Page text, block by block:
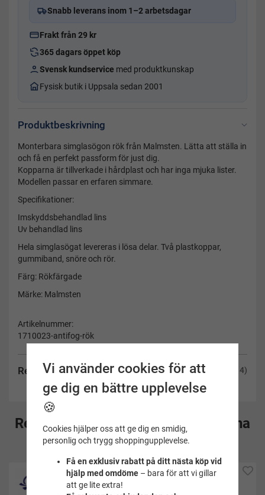
Snabb leverans inom 1–2 arbetsdagar
Frakt från 29 kr
365 dagars öppet köp
Svensk kundservice med produktkunskap
Fysisk butik i Uppsala sedan 2001
Produktbeskrivning
Recensioner (14)
Monterbara simglasögon rök från Malmsten. Lätta att ställa in
och få en perfekt passform för just dig.
Kopparna är tillverkade i hårdplast och har inga mjuka lister.
Modellen passar en erfaren simmare.
Specifikationer:
Imskyddsbehandlad lins
Uv behandlad lins
Hela simglasögat levereras i lösa delar. Två plastkoppar,
gummiband, snöre och rör.
Färg: Rökfärgade
Märke: Malmsten
Artikelnummer:
1710023-antifog-rök
Rekommenderade tillbehör till denna
produkt
Vi använder cookies för att
ge dig en bättre upplevelse
🍪
Cookies hjälper oss att ge dig en smidig,
personlig och trygg shoppingupplevelse.
Få en exklusiv rabatt på ditt nästa köp vid
hjälp med omdöme– bara för att vi gillar
att ge lite extra!